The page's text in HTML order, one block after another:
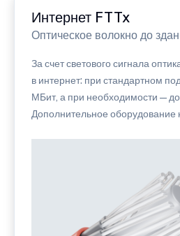
Интернет FTTx
Оптическое волокно до
За счет светового сигнала
в интернет: при стандартном
МБит, а при необходимости — до
Дополнительное оборудование